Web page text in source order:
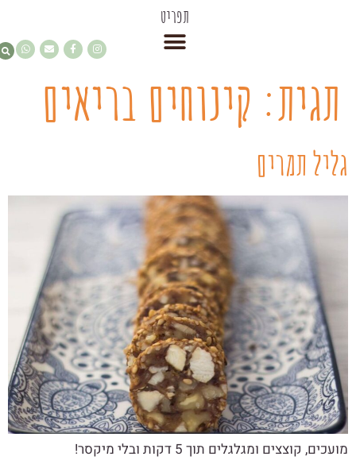
תפריט
תגית: קינוחים בריאים
גליל תמרים
מועכים, קוצצים ומגלגלים תוך 5 דקות ובלי מיקסר!